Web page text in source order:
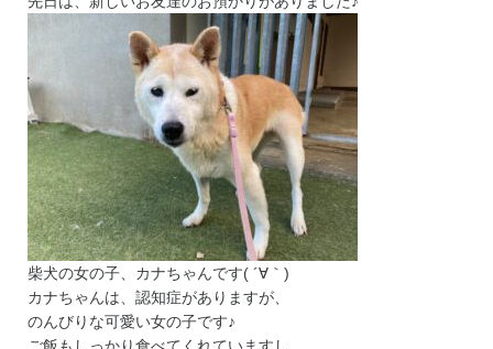
柴犬の女の子、カナちゃんです( ´∀｀)
カナちゃんは、認知症がありますが、
のんびりな可愛い女の子です♪